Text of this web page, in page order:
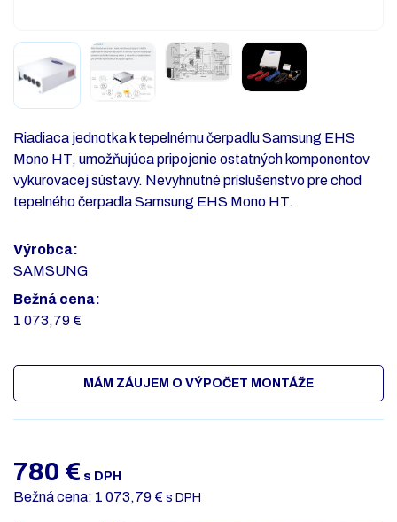
Riadiaca jednotka k tepelnému čerpadlu Samsung EHS
Mono HT, umožňujúca pripojenie ostatných komponentov
vykurovacej sústavy. Nevyhnutné príslušenstvo pre chod
tepelného čerpadla Samsung EHS Mono HT.
Výrobca:
SAMSUNG
Bežná cena:
1 073,79 €
MÁM ZÁUJEM O VÝPOČET MONTÁŽE
780 € s DPH
Bežná cena: 1 073,79 € s DPH